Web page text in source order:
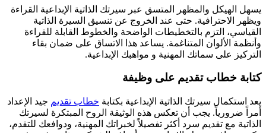
يسهل الهيكل والمظهر المتسق عبر سيرتك الذاتية الإبداعية القراءة
ويظهر الاحترافية. حتى عند الخروج عن تنسيق السيرة الذاتية
القياسي، التزم بالتخطيطات الواضحة والخطوط القابلة للقراءة
وأنظمة الألوان المتناغمة. يساعد هذا الاتساق على ضمان بقاء
التركيز على سماتك المهنية و مواهبك الإبداعية.
كتابة خطاب تقديم على وظيفة
يعد استكمال سيرتك الذاتية الإبداعية بكتابة خطاب تقديم جيد الإعداد
أمراً ضرورياً. يجب أن تعكس هذه الوثيقة الروح المبتكرة لسيرتك
الذاتية مع تقديم سرد أكثر تفصيلاً لخبراتك المهنية، ودوافعك للتقدم،